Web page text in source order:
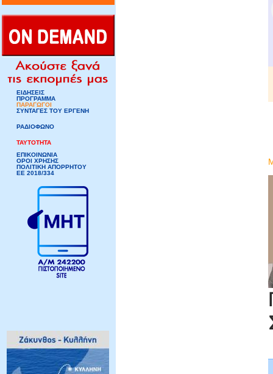
ΕΙΔΗΣΕΙΣ
ΠΡΟΓΡΑΜΜΑ
ΠΑΡΑΓΩΓΟΙ
ΣΥΝΤΑΓΕΣ ΤΟΥ ΕΡΓΕΝΗ
ΡΑΔΙΟΦΩΝΟ
ΤΑΥΤΟΤΗΤΑ
ΕΠΙΚΟΙΝΩΝΙΑ
ΟΡΟΙ ΧΡΗΣΗΣ
ΠΟΛΙΤΙΚΗ ΑΠΟΡΡΗΤΟΥ
ΕΕ 2018/334